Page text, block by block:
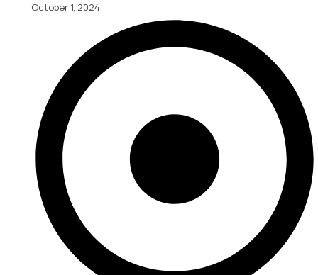
October 1, 2024